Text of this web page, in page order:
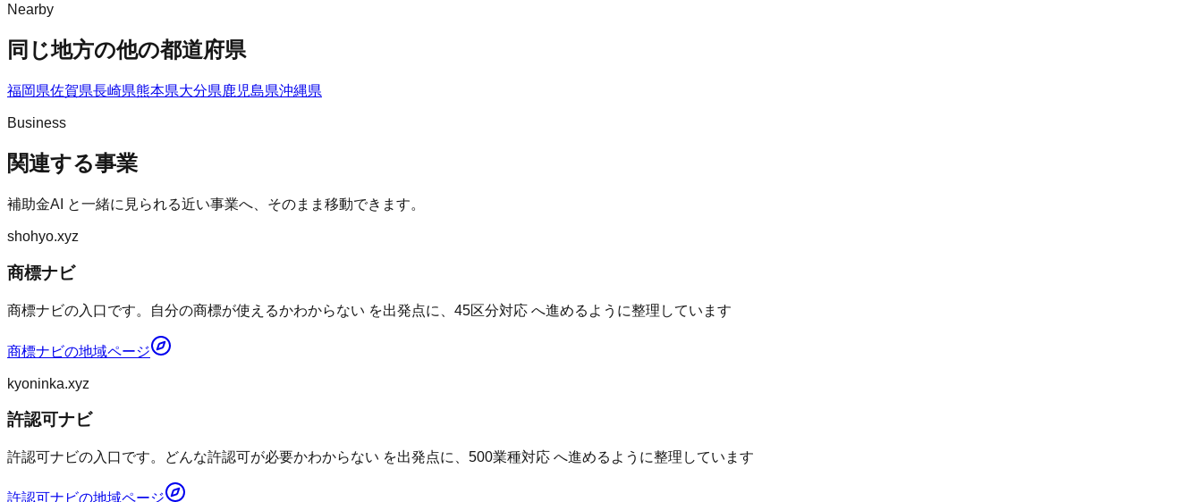
Nearby
同じ地方の他の都道府県
福岡県佐賀県長崎県熊本県大分県鹿児島県沖縄県
Business
関連する事業
補助金AI と一緒に見られる近い事業へ、そのまま移動できます。
shohyo.xyz
商標ナビ
商標ナビの入口です。自分の商標が使えるかわからない を出発点に、45区分対応 へ進めるように整理しています
商標ナビの地域ページ
kyoninka.xyz
許認可ナビ
許認可ナビの入口です。どんな許認可が必要かわからない を出発点に、500業種対応 へ進めるように整理しています
許認可ナビの地域ページ